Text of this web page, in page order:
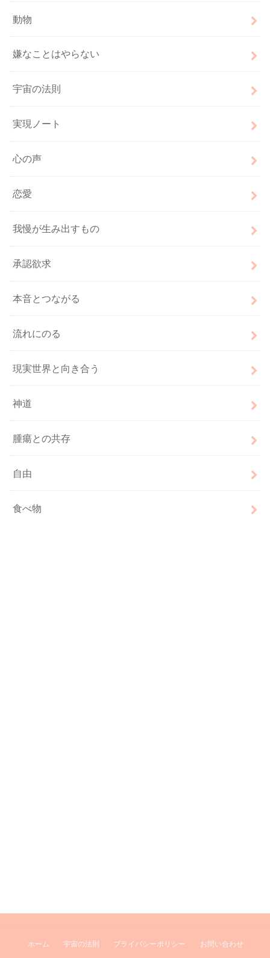
動物
嫌なことはやらない
宇宙の法則
実現ノート
心の声
恋愛
我慢が生み出すもの
承認欲求
本音とつながる
流れにのる
現実世界と向き合う
神道
腫瘍との共存
自由
食べ物
ホーム 宇宙の法則 プライバシーポリシー お問い合わせ